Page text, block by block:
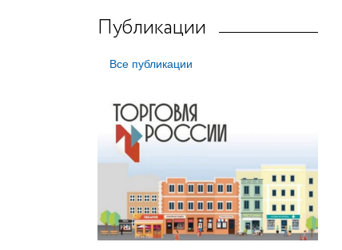
Публикации
Все публикации